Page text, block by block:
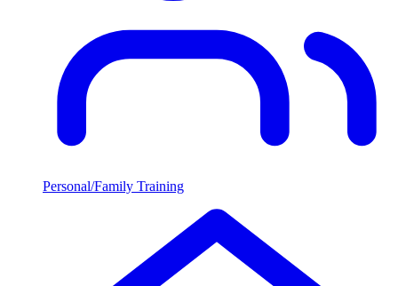
Personal/Family Training